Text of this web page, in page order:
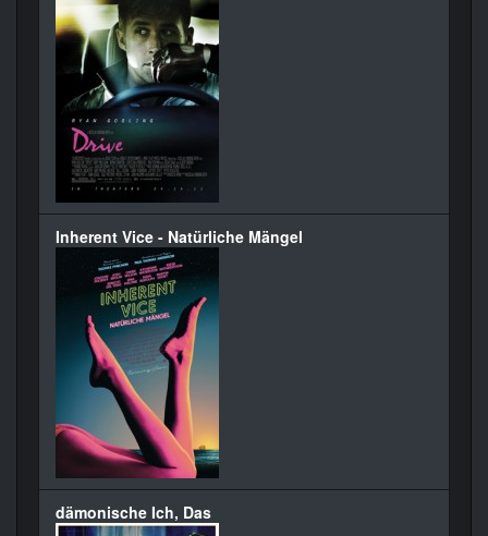
Inherent Vice - Natürliche Mängel
dämonische Ich, Das